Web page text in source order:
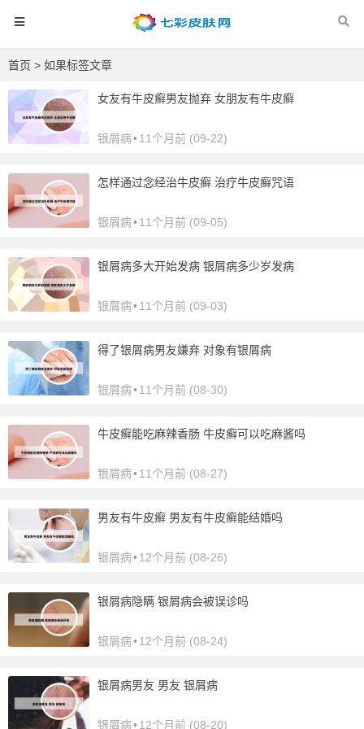
首页 > 如果标签文章
女友有牛皮癣男友抛弃 女朋友有牛皮癣
银屑病•11个月前 (09-22)
怎样通过念经治牛皮癣 治疗牛皮癣咒语
银屑病•11个月前 (09-05)
银屑病多大开始发病 银屑病多少岁发病
银屑病•11个月前 (09-03)
得了银屑病男友嫌弃 对象有银屑病
银屑病•11个月前 (08-30)
牛皮癣能吃麻辣香肠 牛皮癣可以吃麻酱吗
银屑病•11个月前 (08-27)
男友有牛皮癣 男友有牛皮癣能结婚吗
银屑病•12个月前 (08-26)
银屑病隐瞒 银屑病会被误诊吗
银屑病•12个月前 (08-24)
银屑病男友 男友 银屑病
银屑病•12个月前 (08-20)